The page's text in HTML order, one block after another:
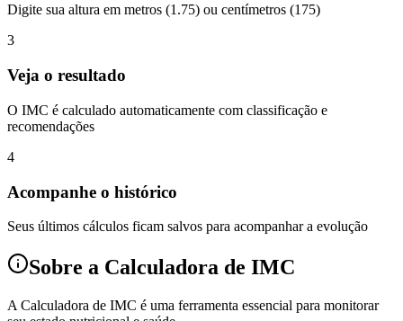
Digite sua altura em metros (1.75) ou centímetros (175)
3
Veja o resultado
O IMC é calculado automaticamente com classificação e
recomendações
4
Acompanhe o histórico
Seus últimos cálculos ficam salvos para acompanhar a evolução
Sobre a Calculadora de IMC
A Calculadora de IMC é uma ferramenta essencial para monitorar